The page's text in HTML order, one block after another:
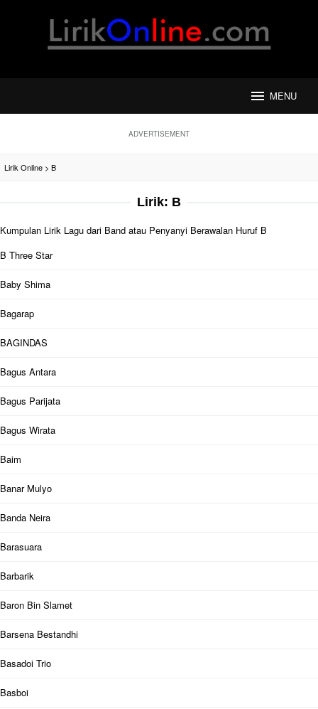
MENU
ADVERTISEMENT
Lirik Online > B
Lirik: B
Kumpulan Lirik Lagu dari Band atau Penyanyi Berawalan Huruf B
B Three Star
Baby Shima
Bagarap
BAGINDAS
Bagus Antara
Bagus Parijata
Bagus Wirata
Baim
Banar Mulyo
Banda Neira
Barasuara
Barbarik
Baron Bin Slamet
Barsena Bestandhi
Basadoi Trio
Basboi